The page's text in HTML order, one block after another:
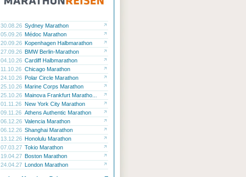
30.08.26 Sydney Marathon
05.09.26 Médoc Marathon
20.09.26 Kopenhagen Halbmarathon
27.09.26 BMW Berlin-Marathon
04.10.26 Cardiff Halbmarathon
11.10.26 Chicago Marathon
24.10.26 Polar Circle Marathon
25.10.26 Marine Corps Marathon
25.10.26 Mainova Frankfurt Maratho...
01.11.26 New York City Marathon
09.11.26 Athens Authentic Marathon
06.12.26 Valencia Marathon
06.12.26 Shanghai Marathon
13.12.26 Honolulu Marathon
07.03.27 Tokio Marathon
19.04.27 Boston Marathon
24.04.27 London Marathon